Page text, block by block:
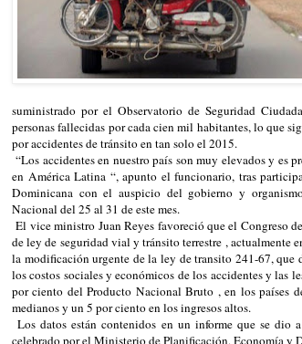
suministrado por el Observatorio de Seguridad
personas fallecidas por cada cien mil habitantes, lo que
por accidentes de tránsito en tan solo el 2015.
“Los accidentes en nuestro país son muy elevados y es
en América Latina “, apunto el funcionario, tras
Dominicana con el auspicio del gobierno y
Nacional del 25 al 31 de este mes.
El vice ministro Juan Reyes favoreció que el Congreso
de ley de seguridad vial y tránsito terrestre , actualmente
la modificación urgente de la ley de transito 241-67,
los costos sociales y económicos de los accidentes y las
por ciento del Producto Nacional Bruto , en los países
medianos y un 5 por ciento en los ingresos altos.
Los datos están contenidos en un informe que se dio
celebrado por el Ministerio de Planificación, Economía y